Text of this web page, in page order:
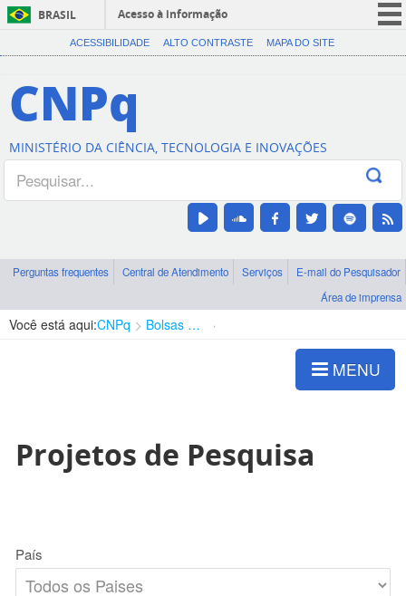
BRASIL
Acesso à informação
CORONAVÍRUS (COVID-19)
Canais
ACESSIBILIDADE ALTO CONTRASTE MAPA DO SITE
CNPq
MINISTÉRIO DA CIÊNCIA, TECNOLOGIA E INOVAÇÕES
Perguntas frequentes Central de Atendimento Serviços
E-mail do Pesquisador
Área de imprensa
Você está aqui:CNPq Bolsas e Auxílios Vigentes
MENU
Projetos de Pesquisa
País